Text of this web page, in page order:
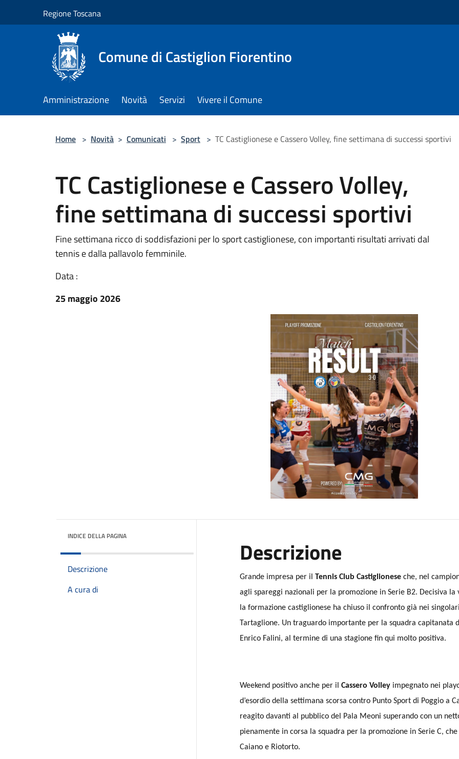
Regione Toscana
Comune di Castiglion Fiorentino
Amministrazione Novità Servizi Vivere il Comune
Home > Novità > Comunicati > Sport > TC Castiglionese e Cassero Volley, fine settimana di successi sportivi
TC Castiglionese e Cassero Volley,
fine settimana di successi sportivi
Fine settimana ricco di soddisfazioni per lo sport castiglionese, con importanti risultati arrivati dal
tennis e dalla pallavolo femminile.
Data :
25 maggio 2026
INDICE DELLA PAGINA
Descrizione
A cura di
Descrizione
Grande impresa per il Tennis Club Castiglioneseche, nel
agli spareggi nazionali per la promozione in Serie B2. Decisiva
la formazione castiglionese ha chiuso il confronto già nei
Tartaglione. Un traguardo importante per la squadra capitanata
Enrico Falini, al termine di una stagione fin qui molto positiva.
Weekend positivo anche per il Cassero Volleyimpegnato nei
d’esordio della settimana scorsa contro Punto Sport di Poggio a
reagito davanti al pubblico del Pala Meoni superando con un
pienamente in corsa la squadra per la promozione in Serie C,
Caiano e Riotorto.